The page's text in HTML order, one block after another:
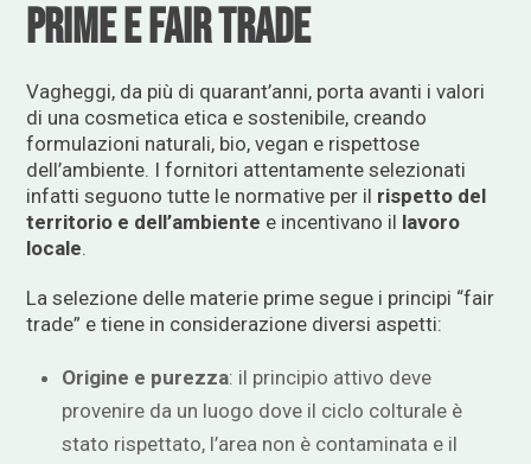
prime e fair trade
Vagheggi, da più di quarant’anni, porta avanti i valori
di una cosmetica etica e sostenibile, creando
formulazioni naturali, bio, vegan e rispettose
dell’ambiente. I fornitori attentamente selezionati
infatti seguono tutte le normative per il rispetto del
territorio e dell’ambiente e incentivano il lavoro
locale.
La selezione delle materie prime segue i principi “fair
trade” e tiene in considerazione diversi aspetti:
Origine e purezza: il principio attivo deve
provenire da un luogo dove il ciclo colturale è
stato rispettato, l’area non è contaminata e il